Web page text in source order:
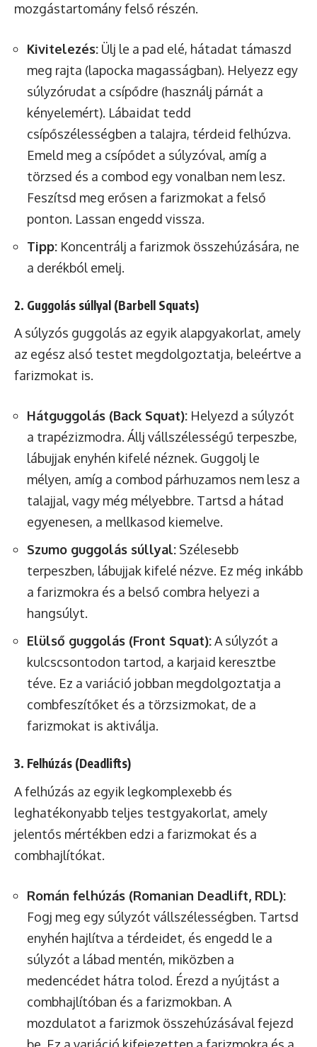
mozgástartomány felső részén.
Kivitelezés: Ülj le a pad elé, hátadat támaszd
meg rajta (lapocka magasságban). Helyezz egy
súlyzórudat a csípődre (használj párnát a
kényelemért). Lábaidat tedd
csípőszélességben a talajra, térdeid felhúzva.
Emeld meg a csípődet a súlyzóval, amíg a
törzsed és a combod egy vonalban nem lesz.
Feszítsd meg erősen a farizmokat a felső
ponton. Lassan engedd vissza.
Tipp: Koncentrálj a farizmok összehúzására, ne
a derékból emelj.
2. Guggolás súllyal (Barbell Squats)
A súlyzós guggolás az egyik alapgyakorlat, amely
az egész alsó testet megdolgoztatja, beleértve a
farizmokat is.
Hátguggolás (Back Squat): Helyezd a súlyzót
a trapézizmodra. Állj vállszélességű terpeszbe,
lábujjak enyhén kifelé néznek. Guggolj le
mélyen, amíg a combod párhuzamos nem lesz a
talajjal, vagy még mélyebbre. Tartsd a hátad
egyenesen, a mellkasod kiemelve.
Szumo guggolás súllyal: Szélesebb
terpeszben, lábujjak kifelé nézve. Ez még inkább
a farizmokra és a belső combra helyezi a
hangsúlyt.
Elülső guggolás (Front Squat):A súlyzót a
kulcscsontodon tartod, a karjaid keresztbe
téve. Ez a variáció jobban megdolgoztatja a
combfeszítőket és a törzsizmokat, de a
farizmokat is aktiválja.
3. Felhúzás (Deadlifts)
A felhúzás az egyik legkomplexebb és
leghatékonyabb teljes testgyakorlat, amely
jelentős mértékben edzi a farizmokat és a
combhajlítókat.
Román felhúzás (Romanian Deadlift, RDL):
Fogj meg egy súlyzót vállszélességben. Tartsd
enyhén hajlítva a térdeidet, és engedd le a
súlyzót a lábad mentén, miközben a
medencédet hátra tolod. Érezd a nyújtást a
combhajlítóban és a farizmokban. A
mozdulatot a farizmok összehúzásával fejezd